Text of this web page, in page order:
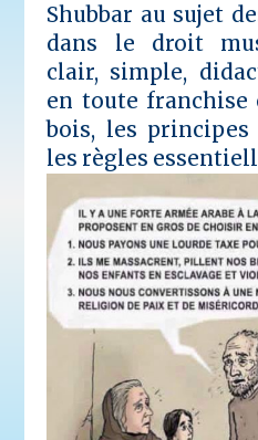
Shubbar au sujet
dans le droit
clair, simple,
en toute franchise
bois, les
les règles